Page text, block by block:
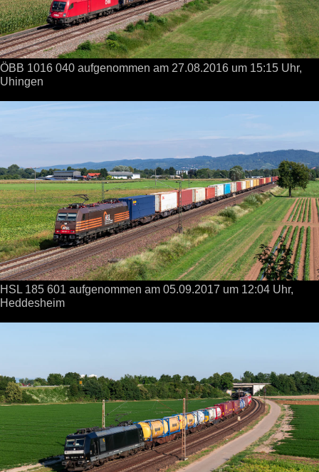
ÖBB 1016 040 aufgenommen am 27.08.2016 um 15:15 Uhr,
Uhingen
HSL 185 601 aufgenommen am 05.09.2017 um 12:04 Uhr,
Heddesheim